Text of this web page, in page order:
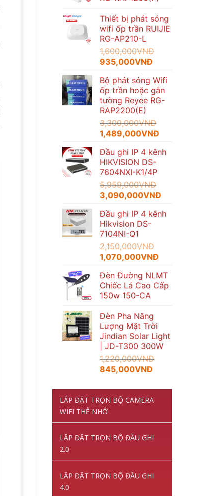
Thiết bị phát sóng
wifi ốp trần RUIJIE
RG-AP210-L
1,600,000VNĐ
Giá
là:
1,600,000VNĐ.
935,000VNĐ
tại
là:
935,000VNĐ.
Bộ phát sóng Wifi
ốp trần hoặc gắn
tường Reyee RG-
RAP2200(E)
3,300,000VNĐ
Giá
là:
3,300,000VNĐ.
1,489,000VNĐ
tại
Đầu ghi IP 4 kênh
HIKVISION DS-
7604NXI-K1/4P
5,959,000VNĐ
Giá
là:
5,959,000VNĐ.
3,090,000VNĐ
tại
Đầu ghi IP 4 kênh
Hikvision DS-
7104NI-Q1
2,150,000VNĐ
Giá
là:
2,150,000VNĐ.
1,070,000VNĐ
tại
là:
Đèn Đường NLMT
Chiếc Lá Cao Cấp
150w 150-CA
Đèn Pha Năng
Lượng Mặt Trời
Jindian Solar Light
| JD-T300 300W
1,220,000VNĐ
Giá
là:
1,220,000VNĐ.
845,000VNĐ
tại
là:
LẮP ĐẶT TRỌN BỘ CAMERA
WIFI THẺ NHỚ
LĂP ĐẶT TRỌN BỘ ĐẦU GHI
2.0
LĂP ĐẶT TRỌN BỘ ĐẦU GHI
4.0